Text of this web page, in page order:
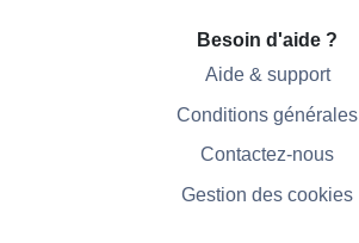
Besoin d'aide ?
Aide & support
Conditions générales
Contactez-nous
Gestion des cookies